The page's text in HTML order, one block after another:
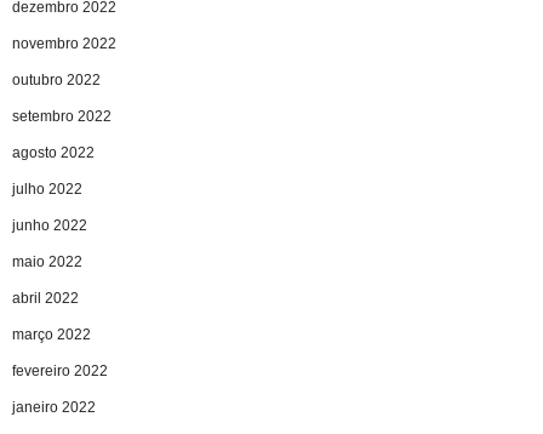
dezembro 2022
novembro 2022
outubro 2022
setembro 2022
agosto 2022
julho 2022
junho 2022
maio 2022
abril 2022
março 2022
fevereiro 2022
janeiro 2022